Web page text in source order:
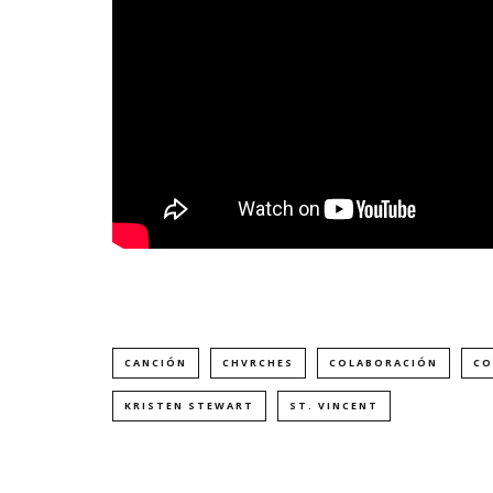
CANCIÓN CHVRCHES COLABORACIÓN
KRISTEN STEWART ST. VINCENT